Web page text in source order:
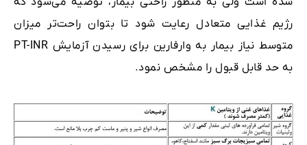
رژیم غذایی متعادل رعایت شود تا بتوان راحت‌تر میزان
متوسط نیاز بیمار به وارفارین برای رسیدن آزمایش PT-INR
به حد قابل قبول را مشخص نمود.